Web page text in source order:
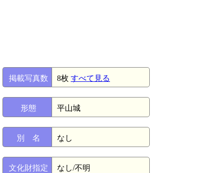
掲載写真数 8枚 すべて見る
形態 平山城
別 名 なし
文化財指定 なし/不明